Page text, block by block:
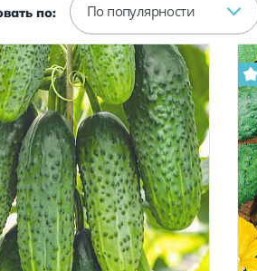
по: По популярности